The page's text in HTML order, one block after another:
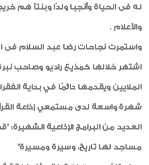
له فى الحياة وأنجبا ولدًا وبنتاً هم
والأعلام .
اشتهر خلالها كمذيع راديو وصاحب
الملايين ويقدمها دائمًا في بداية
شهرة واسعة لدى مستمعي إذاعة
العديد من البرامج الإذاعية
مساجد لها تاريخ، وسيرة ومسيرة"